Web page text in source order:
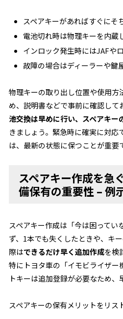
スペアキーがあればすぐにそ
電池切れ時は物理キーを内蔵
インロック発生時にはJAFや
故障の場合はディーラーや鍵
物理キーの取り出し位置や使用方
め、説明書などで事前に確認して
池交換は早めに行い、スペアキー
きましょう。緊急時に確実に対応
は、最新の状態に保つことが重要
スペアキー作成を急
備保有の重要性 – 例
スペアキー作成は「今は困ってい
ず、1本でも失くしたときや、キ
際はできるだけ早く追加作成を検
特にトヨタ車の「イモビライザー
トキーは追加登録が必要なため、
スペアキーの保有メリットをリス